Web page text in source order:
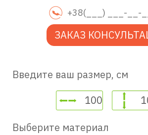
ЗАКАЗ
Введите ваш размер, см
Выберите материал